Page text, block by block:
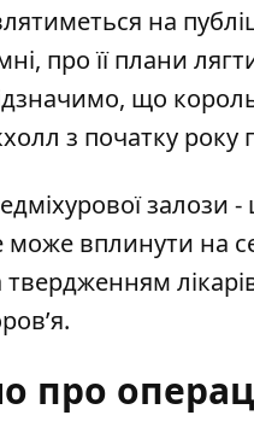
на
про її плани
що
з початку року
залози
може вплинути на
про